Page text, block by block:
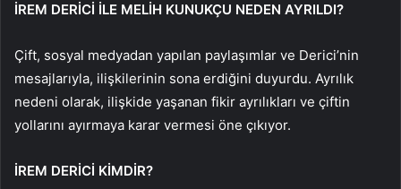
İREM DERİCİ İLE MELİH KUNUKÇU NEDEN AYRILDI?
Çift, sosyal medyadan yapılan paylaşımlar ve Derici’nin
mesajlarıyla, ilişkilerinin sona erdiğini duyurdu. Ayrılık
nedeni olarak, ilişkide yaşanan fikir ayrılıkları ve çiftin
yollarını ayırmaya karar vermesi öne çıkıyor.
İREM DERİCİ KİMDİR?